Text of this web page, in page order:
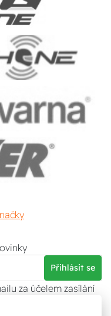
Přihlásit se
za účelem zasílání